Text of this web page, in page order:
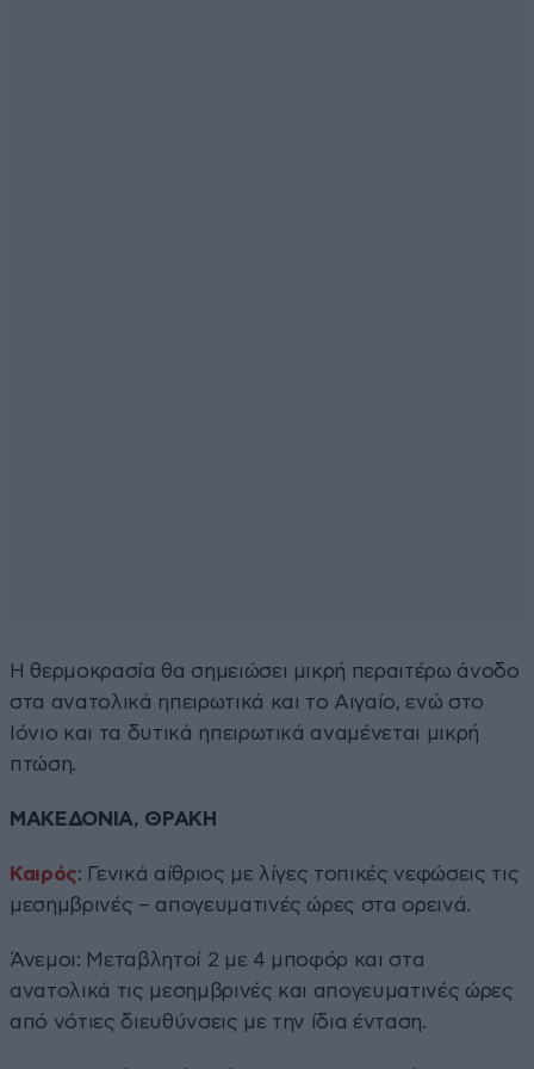
Η θερμοκρασία θα σημειώσει μικρή περαιτέρω άνοδο
στα ανατολικά ηπειρωτικά και το Αιγαίο, ενώ στο
Ιόνιο και τα δυτικά ηπειρωτικά αναμένεται μικρή
πτώση.
ΜΑΚΕΔΟΝΙΑ, ΘΡΑΚΗ
Καιρός: Γενικά αίθριος με λίγες τοπικές νεφώσεις τις
μεσημβρινές – απογευματινές ώρες στα ορεινά.
Άνεμοι: Μεταβλητοί 2 με 4 μποφόρ και στα
ανατολικά τις μεσημβρινές και απογευματινές ώρες
από νότιες διευθύνσεις με την ίδια ένταση.